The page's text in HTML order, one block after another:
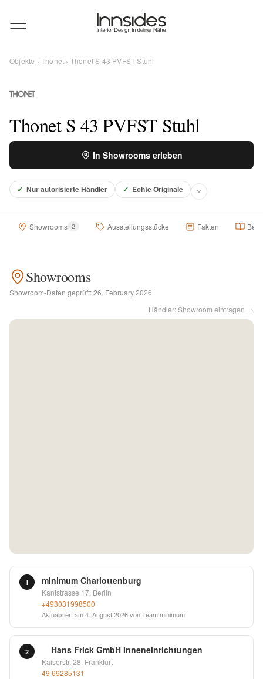
Magazin
Showrooms
Objekte
Über uns
Kontakt
Objekte ›Thonet › Thonet S 43 PVFST Stuhl
Thonet S 43 PVFST Stuhl
In Showrooms erleben
✓ Nur autorisierte Händler ✓ Echte Originale
Showrooms 2 Ausstellungsstücke Fakten
Showrooms
Showroom-Daten geprüft:26. February 2026
Händler: Showroom eintragen →
1 minimum Charlottenburg
Kantstrasse 17, Berlin
+493031998500
Aktualisiert am4. August 2026von Team minimum
2 Hans Frick GmbH Inneneinrichtungen
Kaiserstr. 28, Frankfurt
49 69285131